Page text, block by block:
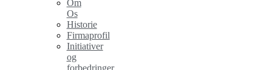
Om
Os
Historie
Firmaprofil
Initiativer
og
forbedringer